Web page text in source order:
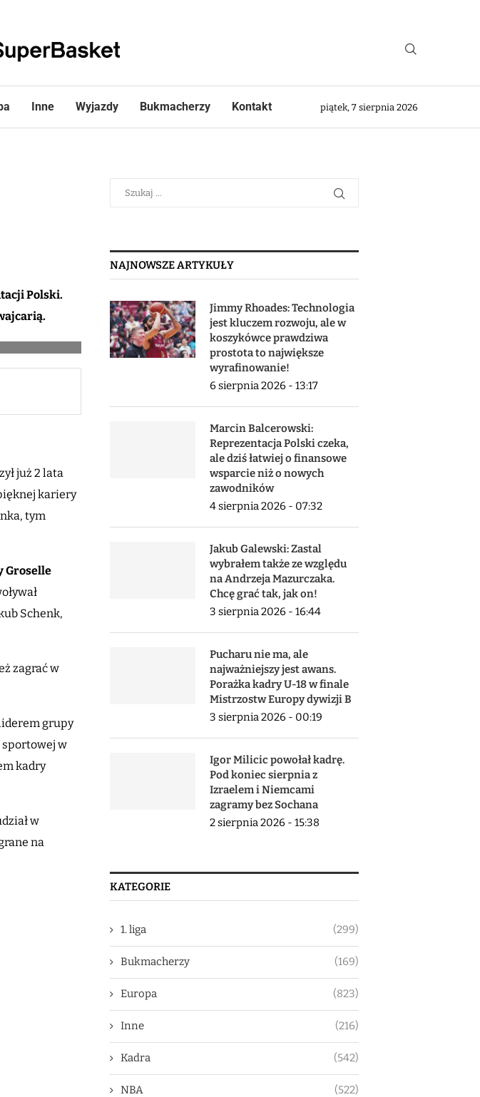
Inne Wyjazdy Bukmacherzy Kontakt piątek, 7 sierpnia 2026
Polski.
już 2 lata
kariery
tym
Groselle
Schenk,
zagrać w
grupy
sportowej w
kadry
w
na
NAJNOWSZE ARTYKUŁY
Jimmy Rhoades: Technologia
jest kluczem rozwoju, ale w
koszykówce prawdziwa
prostota to największe
wyrafinowanie!
6 sierpnia 2026 - 13:17
Marcin Balcerowski:
Reprezentacja Polski czeka,
ale dziś łatwiej o finansowe
wsparcie niż o nowych
zawodników
4 sierpnia 2026 - 07:32
Jakub Galewski: Zastal
wybrałem także ze względu
na Andrzeja Mazurczaka.
Chcę grać tak, jak on!
3 sierpnia 2026 - 16:44
Pucharu nie ma, ale
najważniejszy jest awans.
Porażka kadry U-18 w finale
Mistrzostw Europy dywizji B
3 sierpnia 2026 - 00:19
Igor Milicic powołał kadrę.
Pod koniec sierpnia z
Izraelem i Niemcami
zagramy bez Sochana
2 sierpnia 2026 - 15:38
KATEGORIE
1. liga (299)
Bukmacherzy (169)
Europa (823)
Inne (216)
Kadra (542)
NBA (522)